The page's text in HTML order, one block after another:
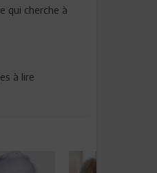
qui cherche à
à lire